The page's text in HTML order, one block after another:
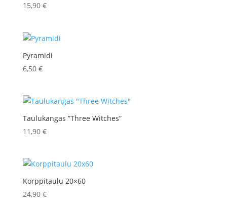
15,90 €
Pyramidi
6,50 €
Taulukangas ”Three Witches”
11,90 €
Korppitaulu 20×60
24,90 €